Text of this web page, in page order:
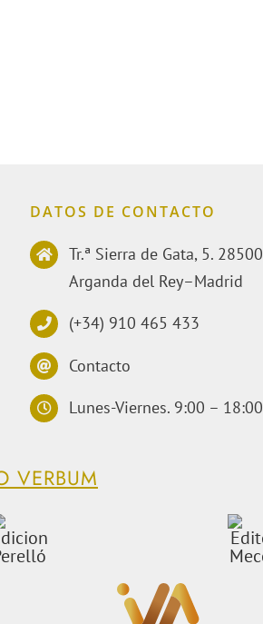
DATOS DE CONTACTO
Tr.ª Sierra de Gata, 5. 28500
Arganda del Rey–Madrid
(+34) 910 465 433
Contacto
Lunes-Viernes. 9:00 – 18:00
VERBUM